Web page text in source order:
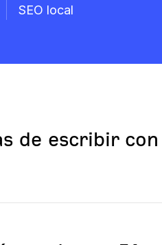
SEO local
de escribir